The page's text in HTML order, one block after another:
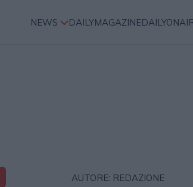
NEWS DAILYMAGAZINE
AUTORE: REDAZIONE